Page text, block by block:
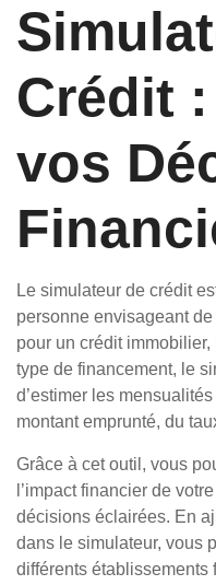
Crédit
vos
Le simulateur de crédit
personne envisageant
pour un crédit
type de financement, le
d’estimer les
montant emprunté, du
Grâce à cet outil, vous
l’impact financier de
décisions éclairées. En
dans le simulateur, vous
différents